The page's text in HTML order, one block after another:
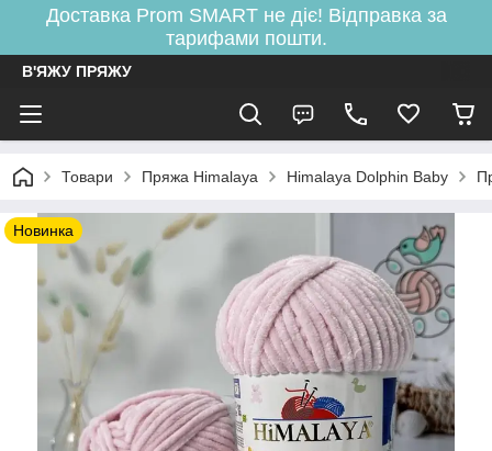
Доставка Prom SMART не діє! Відправка за
тарифами пошти.
В'ЯЖУ ПРЯЖУ
Товари Пряжа Himalaya Himalaya Dolphin Baby
Новинка